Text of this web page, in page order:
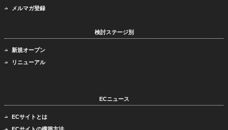
メルマガ登録
検討ステージ別
新規オープン
リニューアル
ECニュース
ECサイトとは